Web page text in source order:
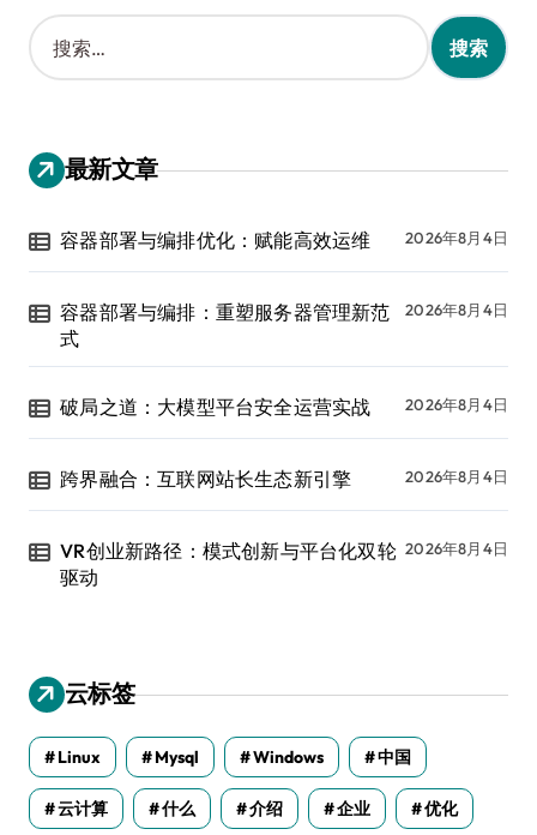
搜
索
：
最新文章
容器部署与编排优化：赋能高效运维 2026年8月4日
容器部署与编排：重塑服务器管理新范
式
2026年8月4日
破局之道：大模型平台安全运营实战 2026年8月4日
跨界融合：互联网站长生态新引擎 2026年8月4日
VR创业新路径：模式创新与平台化双轮
驱动
2026年8月4日
云标签
Linux Mysql Windows 中国
云计算 什么 介绍 企业 优化